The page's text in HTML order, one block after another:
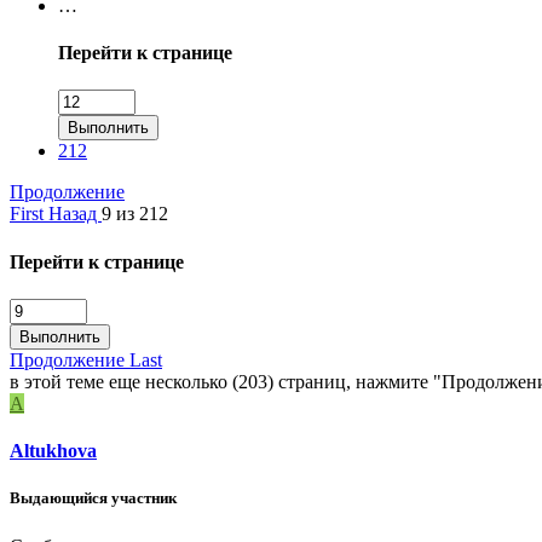
…
Перейти к странице
Выполнить
212
Продолжение
First Назад 9 из 212
Перейти к странице
Выполнить
Продолжение Last
в этой теме еще несколько (203) страниц, нажмите
A
Altukhova
Выдающийся участник